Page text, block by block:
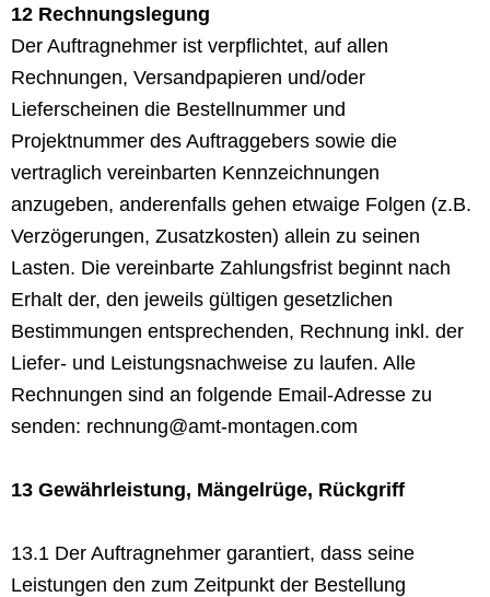
12 Rechnungslegung
Der Auftragnehmer ist verpflichtet, auf allen
Rechnungen, Versandpapieren und/oder
Lieferscheinen die Bestellnummer und
Projektnummer des Auftraggebers sowie die
vertraglich vereinbarten Kennzeichnungen
anzugeben, anderenfalls gehen etwaige Folgen (z.B.
Verzögerungen, Zusatzkosten) allein zu seinen
Lasten. Die vereinbarte Zahlungsfrist beginnt nach
Erhalt der, den jeweils gültigen gesetzlichen
Bestimmungen entsprechenden, Rechnung inkl. der
Liefer- und Leistungsnachweise zu laufen. Alle
Rechnungen sind an folgende Email-Adresse zu
senden: rechnung@amt-montagen.com
13 Gewährleistung, Mängelrüge, Rückgriff
13.1 Der Auftragnehmer garantiert, dass seine
Leistungen den zum Zeitpunkt der Bestellung